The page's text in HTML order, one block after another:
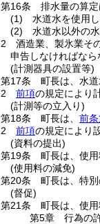
第16条
排水量の算定
(1)
水道水を使用
(2)
水道水以外の
2
酒造業、製氷業そ
申告しなければなら
(計測器具の設置等)
第17条
町長は、水
2
前項の規定により
(計測等の立入り)
第18条
町長は、 前
2
前項の規定により
(資料の提出)
第19条
町長は、使
(使用料の減免)
第20条
町長は、特
(督促)
第21条
町長は、使
第5章
行為の